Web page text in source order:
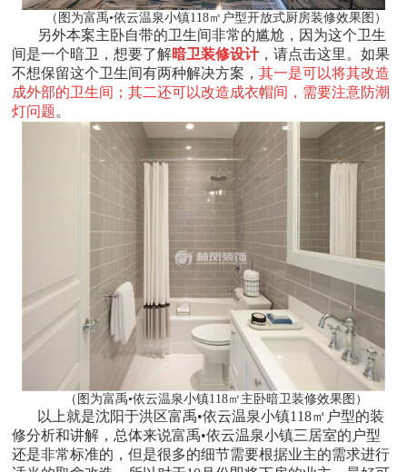
（图为富禹•依云温泉小镇118㎡户型开放式厨房装修效果图）
另外本案主卧自带的卫生间非常的尴尬，因为这个卫生
间是一个暗卫，想要了解暗卫装修设计，请点击这里。如果
不想保留这个卫生间有两种解决方案，其一是可以将其改造
成外部的卫生间；其二还可以改造成衣帽间，需要注意防潮
灯问题。
（图为富禹•依云温泉小镇118㎡主卧暗卫装修效果图）
以上就是沈阳于洪区富禹•依云温泉小镇118㎡户型的装
修分析和讲解，总体来说富禹•依云温泉小镇三居室的户型
还是非常标准的，但是很多的细节需要根据业主的需求进行